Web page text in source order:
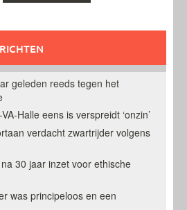
geleden reeds tegen het
Halle eens is verspreidt ‘onzin’
verdacht zwartrijder volgens
30 jaar inzet voor ethische
was principeloos en een